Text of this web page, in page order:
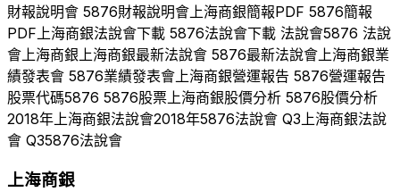
財報說明會 5876財報說明會 上海商銀簡報PDF 5876簡報
PDF 上海商銀法說會下載 5876法說會下載 法說會5876 法說
會 上海商銀 上海商銀最新法說會 5876最新法說會 上海商銀業
績發表會 5876業績發表會 上海商銀營運報告 5876營運報告
股票代碼5876 5876股票 上海商銀股價分析 5876股價分析
2018年 上海商銀法說會2018年5876法說會 Q3 上海商銀法說
會 Q35876法說會
上海商銀